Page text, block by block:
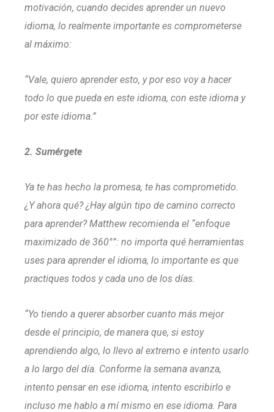
motivación, cuando decides aprender un nuevo
idioma, lo realmente importante es comprometerse
al máximo:
“Vale, quiero aprender esto, y por eso voy a hacer
todo lo que pueda en este idioma, con este idioma y
por este idioma.”
2. Sumérgete
Ya te has hecho la promesa, te has comprometido.
¿Y ahora qué? ¿Hay algún tipo de camino correcto
para aprender? Matthew recomienda el “enfoque
maximizado de 360°”: no importa qué herramientas
uses para aprender el idioma, lo importante es que
practiques todos y cada uno de los días.
“Yo tiendo a querer absorber cuanto más mejor
desde el principio, de manera que, si estoy
aprendiendo algo, lo llevo al extremo e intento usarlo
a lo largo del día. Conforme la semana avanza,
intento pensar en ese idioma, intento escribirlo e
incluso me hablo a mí mismo en ese idioma. Para